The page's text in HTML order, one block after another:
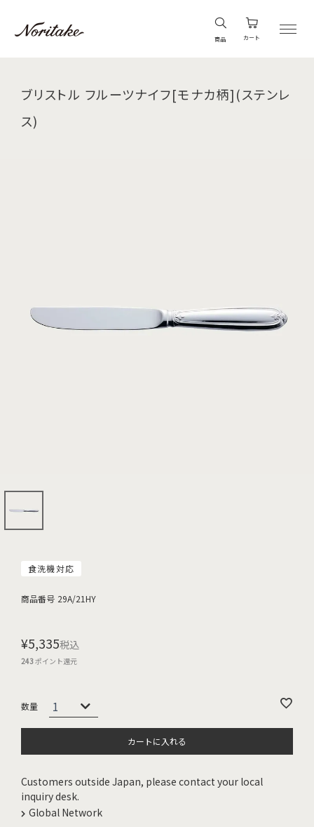
商品 カート
ブリストル フルーツナイフ[モナカ柄](ステンレ
ス)
食洗機対応
商品番号 29A/21HY
¥5,335税込
243ポイント還元
カートに入れる
Customers outside Japan, please contact your local
inquiry desk.
Global Network